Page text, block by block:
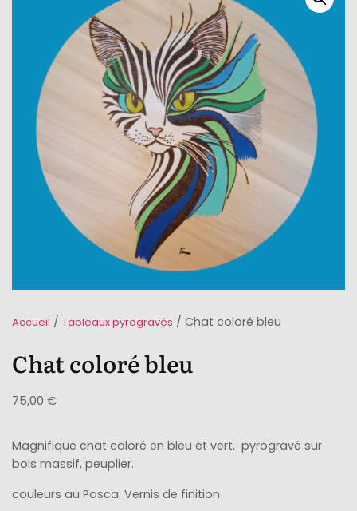
Accueil / Tableaux pyrogravés / Chat coloré bleu
Chat coloré bleu
75,00 €
Magnifique chat coloré en bleu et vert, pyrogravé sur
bois massif, peuplier.
couleurs au Posca. Vernis de finition